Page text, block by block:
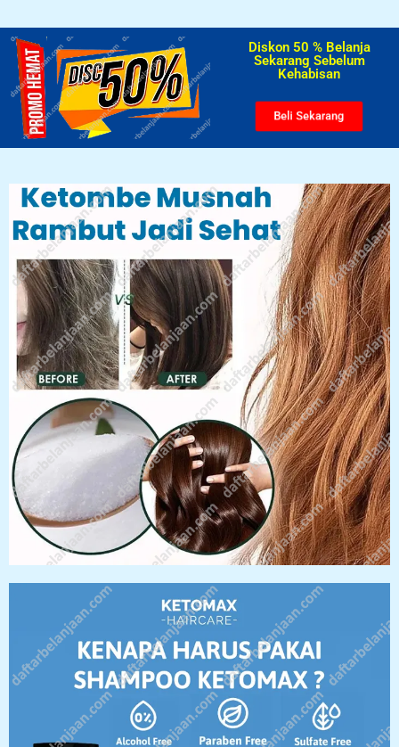
Diskon 50 % Belanja
Sekarang Sebelum
Kehabisan​
Beli Sekarang